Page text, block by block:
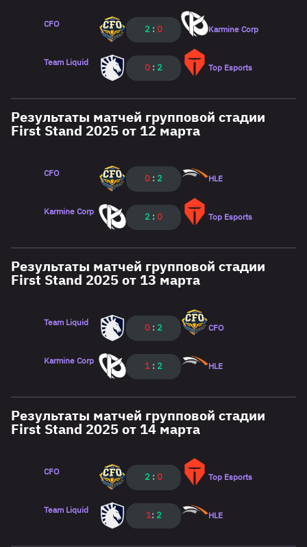
CFO 2 : 0 Karmine Corp
Team Liquid 0 : 2 Top Esports
Результаты матчей групповой стадии
First Stand 2025 от 12 марта
CFO 0 : 2 HLE
Karmine Corp 2 : 0 Top Esports
Результаты матчей групповой стадии
First Stand 2025 от 13 марта
Team Liquid 0 : 2 CFO
Karmine Corp 1 : 2 HLE
Результаты матчей групповой стадии
First Stand 2025 от 14 марта
CFO 2 : 0 Top Esports
Team Liquid 1: 2 HLE